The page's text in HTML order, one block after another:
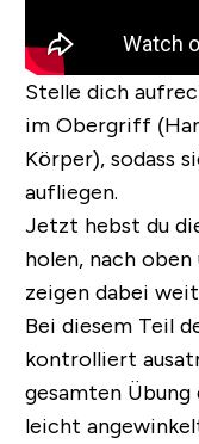
Stelle dich
im Obergriff
Körper), sodass
aufliegen.
Jetzt hebst du
holen, nach oben
zeigen dabei
Bei diesem Teil
kontrolliert
gesamten Übung
leicht